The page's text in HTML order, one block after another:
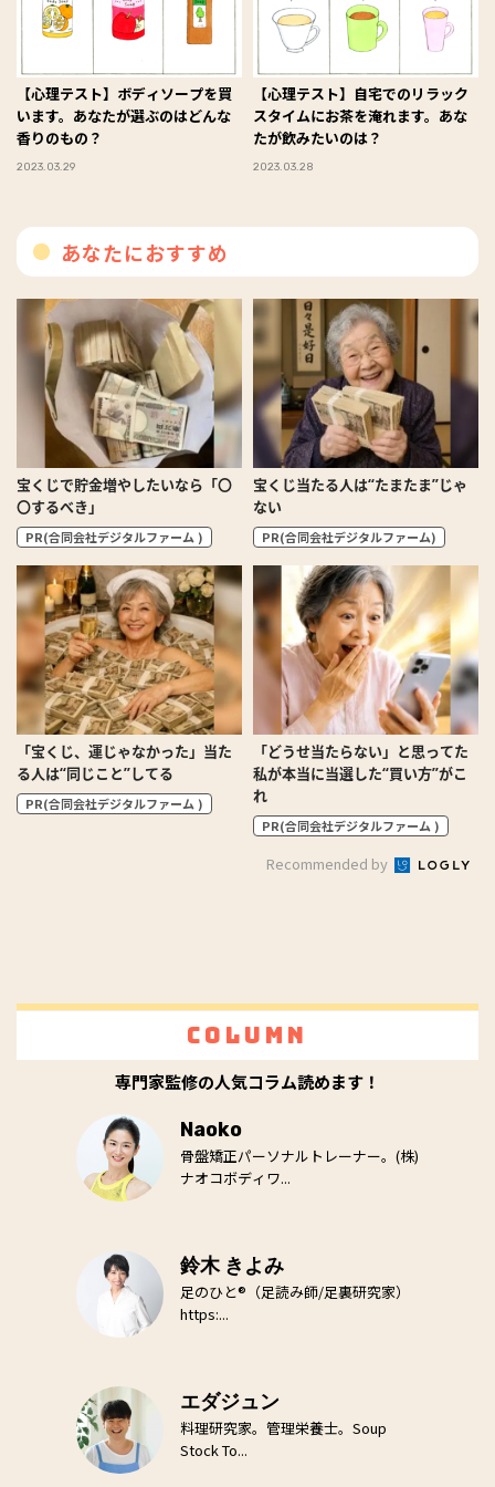
【心理テスト】ボディソープを買
います。あなたが選ぶのはどんな
香りのもの？
2023.03.29
【心理テスト】自宅でのリラック
スタイムにお茶を淹れます。あな
たが飲みたいのは？
2023.03.28
あなたにおすすめ
宝くじで貯金増やしたいなら「〇
〇するべき」
PR(合同会社デジタルファーム )
宝くじ当たる人は“たまたま”じゃ
ない
PR(合同会社デジタルファーム)
「宝くじ、運じゃなかった」当た
る人は“同じこと”してる
PR(合同会社デジタルファーム )
「どうせ当たらない」と思ってた
私が本当に当選した“買い方”がこ
れ
PR(合同会社デジタルファーム )
Recommended by
Column
専門家監修の人気コラム読めます！
Naoko
骨盤矯正パーソナルトレーナー。(株)
ナオコボディワ...
鈴木 きよみ
足のひと®（足読み師/足裏研究家）
https:...
エダジュン
料理研究家。管理栄養士。Soup
Stock To...